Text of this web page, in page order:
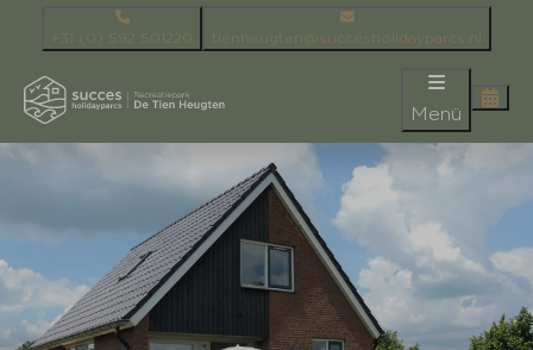
+31 (0) 592 501220 tienheugten@succesholidayparcs.nl
Menü